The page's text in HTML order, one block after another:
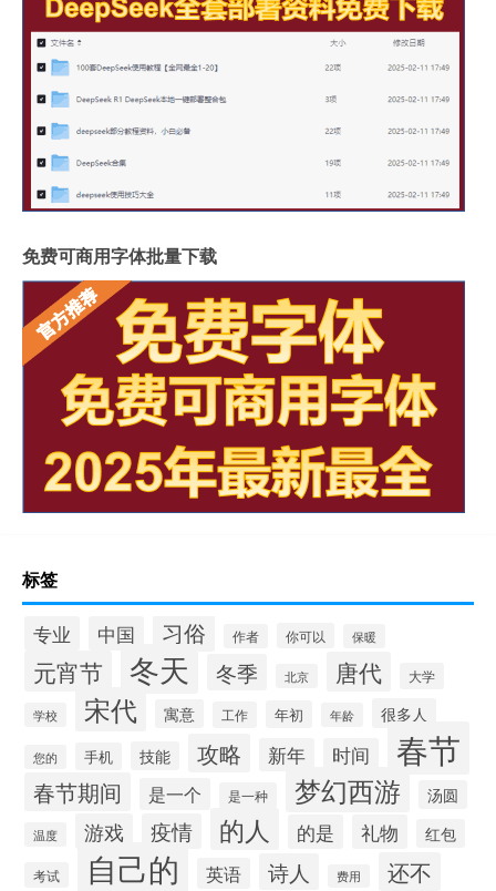
免费可商用字体批量下载
标签
专业 中国 习俗 作者 你可以 保暖
元宵节 冬天 冬季 北京 唐代 大学
学校 宋代 寓意 工作 年初 年龄 很多人
您的 手机 技能 攻略 新年 时间 春节
春节期间 是一个 是一种 梦幻西游 汤圆
温度 游戏 疫情 的人 的是 礼物 红包
考试 自己的 英语 诗人 费用 还不